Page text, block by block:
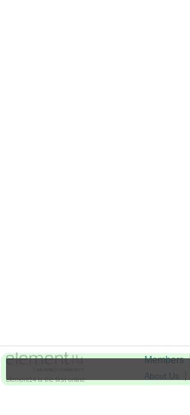
element14 is the first online
Members
About Us